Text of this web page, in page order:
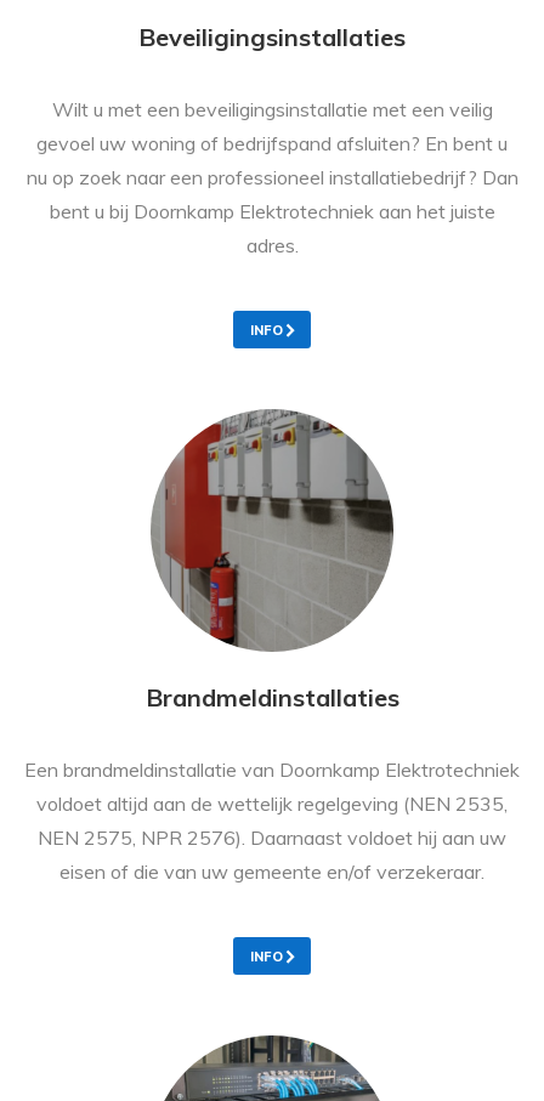
Beveiligingsinstallaties
Wilt u met een beveiligingsinstallatie met een veilig
gevoel uw woning of bedrijfspand afsluiten? En bent u
nu op zoek naar een professioneel installatiebedrijf? Dan
bent u bij Doornkamp Elektrotechniek aan het juiste
adres.
INFO
Brandmeldinstallaties
Een brandmeldinstallatie van Doornkamp Elektrotechniek
voldoet altijd aan de wettelijk regelgeving (NEN 2535,
NEN 2575, NPR 2576). Daarnaast voldoet hij aan uw
eisen of die van uw gemeente en/of verzekeraar.
INFO